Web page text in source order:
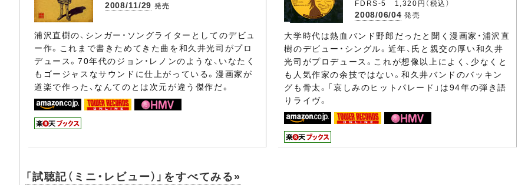
2008/11/29 発売
浦沢直樹の、シンガー・ソングライターとしてのデビュ
ー作。これまで書きためてきた曲を和久井光司がプロ
デュース。70年代のジョン・レノンのような、いなたく
もゴージャスなサウンドに仕上がっている。漫画家が
道楽で作った、なんてのとは次元が違う傑作だ。
FDRS-5 1,320円（税込）
2008/06/04 発売
大学時代は熱血バンド野郎だったと聞く漫画家・浦沢直
樹のデビュー・シングル。近年、氏と親交の厚い和久井
光司がプロデュース。これが想像以上によく、少なくと
も人気作家の余技ではない。和久井バンドのバッキン
グも骨太。「哀しみのヒットパレード」は94年の弾き語
りライヴ。
「試聴記（ミニ・レビュー）」をすべてみる»